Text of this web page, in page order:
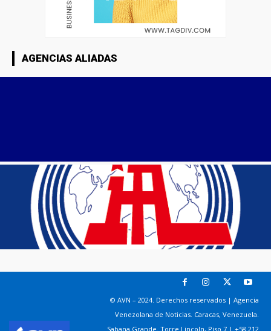
AGENCIAS ALIADAS
© AVN – 2024. Derechos reservados | Agencia
Venezolana de Noticias. Caracas, Venezuela.
Sabana Grande. Torre Lincoln, Piso 7 | +58 212